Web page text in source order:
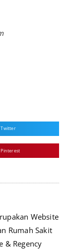
Twitter
Website
Rumah Sakit
& Regency